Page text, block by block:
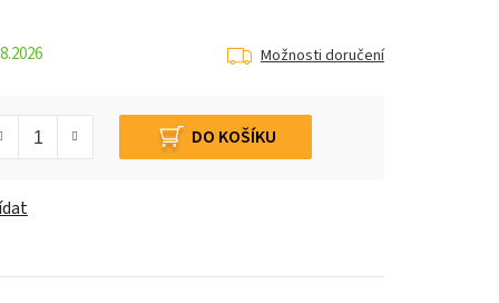
Možnosti doručení
DO KOŠÍKU